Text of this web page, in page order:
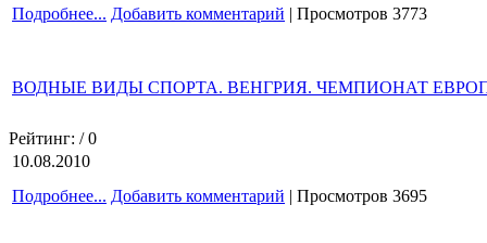
Подробнее... Добавить комментарий | Просмотров 3773
ВОДНЫЕ ВИДЫ СПОРТА. ВЕНГРИЯ. ЧЕМПИОНАТ
Рейтинг: / 0
10.08.2010
Подробнее... Добавить комментарий | Просмотров 3695